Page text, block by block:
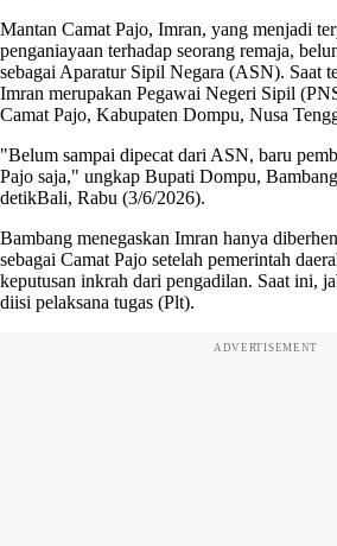
Mantan Camat Pajo, Imran, yang menjadi
penganiayaan terhadap seorang remaja,
sebagai Aparatur Sipil Negara (ASN). Saat
Imran merupakan Pegawai Negeri Sipil
Camat Pajo, Kabupaten Dompu, Nusa
"Belum sampai dipecat dari ASN, baru
Pajo saja," ungkap Bupati Dompu,
detikBali, Rabu (3/6/2026).
Bambang menegaskan Imran hanya
sebagai Camat Pajo setelah pemerintah
keputusan inkrah dari pengadilan. Saat ini,
diisi pelaksana tugas (Plt).
ADVERTISEMENT